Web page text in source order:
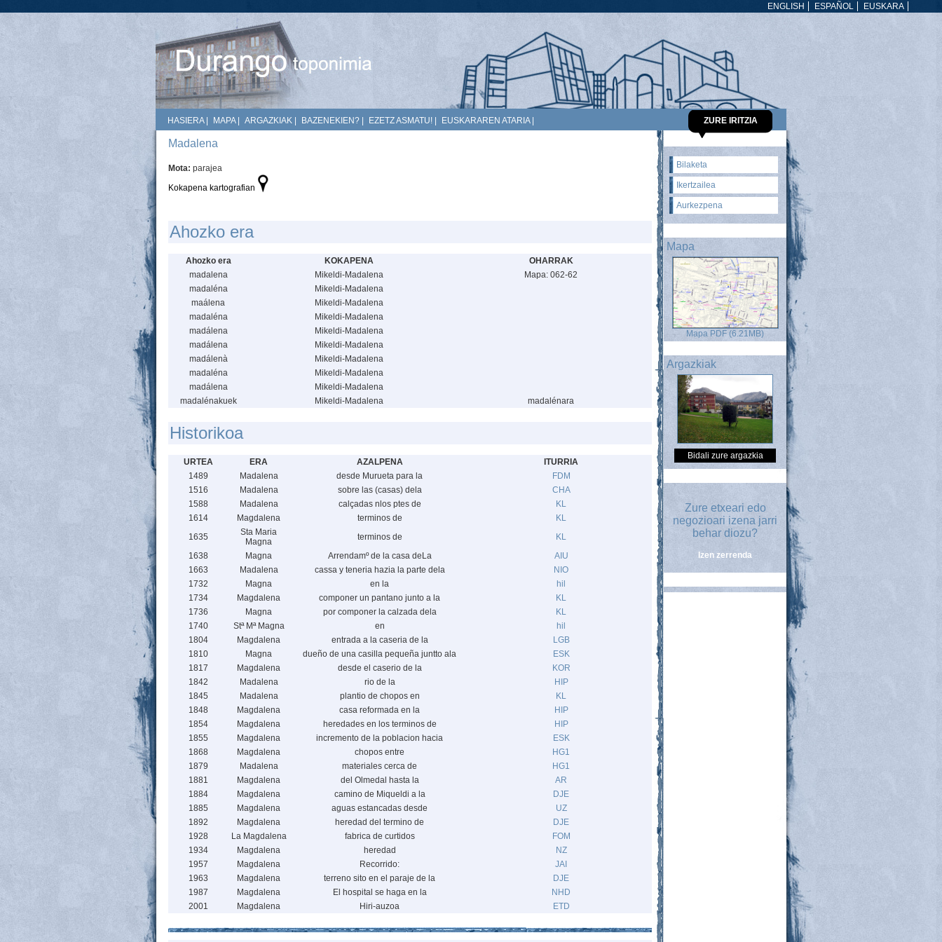
EUSKARA
ESPAÑOL
ENGLISH
HASIERA| MAPA| ARGAZKIAK BAZENEKIEN? EZETZ ASMATU! EUSKARAREN ATARIA| ZURE IRITZIA
Madalena
Mota: parajea
Kokapena kartografian
Ahozko era
Ahozko era KOKAPENA
OHARRAK
madalena
Mikeldi-Madalena
Mapa: 062-62
madaléna
Mikeldi-Madalena
maálena
Mikeldi-Madalena
madaléna
Mikeldi-Madalena
madálena
Mikeldi-Madalena
madálena
Mikeldi-Madalena
madálenà
Mikeldi-Madalena
madaléna
Mikeldi-Madalena
madálena
Mikeldi-Madalena
madalénakuek
Mikeldi-Madalena madalénara
Historikoa
URTEA ERA AZALPENA
ITURRIA
1489
Madalena desde Murueta para la
FDM
1516
Madalena sobre las (casas) dela
CHA
1588
Madalena calçadas nlos ptes de
KL
1614
Magdalena terminos de
KL
1635
Sta Maria
Magna
terminos de
KL
1638
Magna Arrendamº de la casa deLa
AIU
1663
Madalena cassa y teneria hazia la parte dela
NIO
1732
Magna en la
hil
1734
Magdalena componer un pantano junto a la
KL
1736
Magna por componer la calzada dela
KL
1740
Stª Mª Magna en
hil
1804
Magdalena entrada a la caseria de la
LGB
1810
Magna dueño de una casilla pequeña juntto ala
ESK
1817
Magdalena desde el caserio de la
KOR
1842
Madalena rio de la
HIP
1845
Madalena plantio de chopos en
KL
1848
Magdalena casa reformada en la
HIP
1854
Magdalena heredades en los terminos de
HIP
1855
Magdalena incremento de la poblacion hacia
ESK
1868
Magdalena chopos entre
HG1
1879
Madalena materiales cerca de
HG1
1881
Magdalena del Olmedal hasta la
AR
1884
Magdalena camino de Miqueldi a la
DJE
1885
Magdalena aguas estancadas desde
UZ
1892
Magdalena heredad del termino de
DJE
1928
La Magdalena fabrica de curtidos
FOM
1934
Magdalena heredad
NZ
1957
Magdalena Recorrido:
JAI
1963
Magdalena terreno sito en el paraje de la
DJE
1987
Magdalena El hospital se haga en la
NHD
2001
Magdalena Hiri-auzoa ETD
Bilaketa
Ikertzailea
Aurkezpena
Mapa
Mapa PDF (6.21MB)
Argazkiak
Bidali zure argazkia
Zure etxeari edo
negozioari izena jarri
behar diozu?
Izen zerrenda